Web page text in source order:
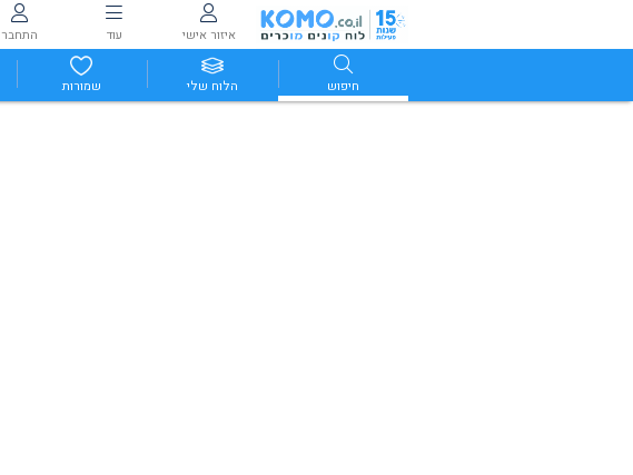
איזור אישי עוד התחבר
חיפוש הלוח שלי שמורות